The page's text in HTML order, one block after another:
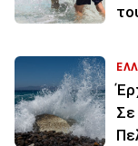
Σε